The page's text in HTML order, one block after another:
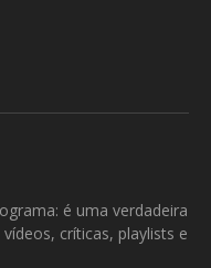
é uma verdadeira
críticas, playlists e